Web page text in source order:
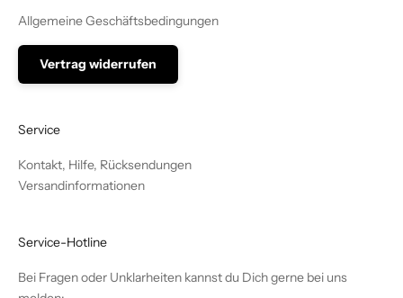
Allgemeine Geschäftsbedingungen
Vertrag widerrufen
Service
Kontakt, Hilfe, Rücksendungen
Versandinformationen
Service-Hotline
Bei Fragen oder Unklarheiten kannst du Dich gerne bei uns